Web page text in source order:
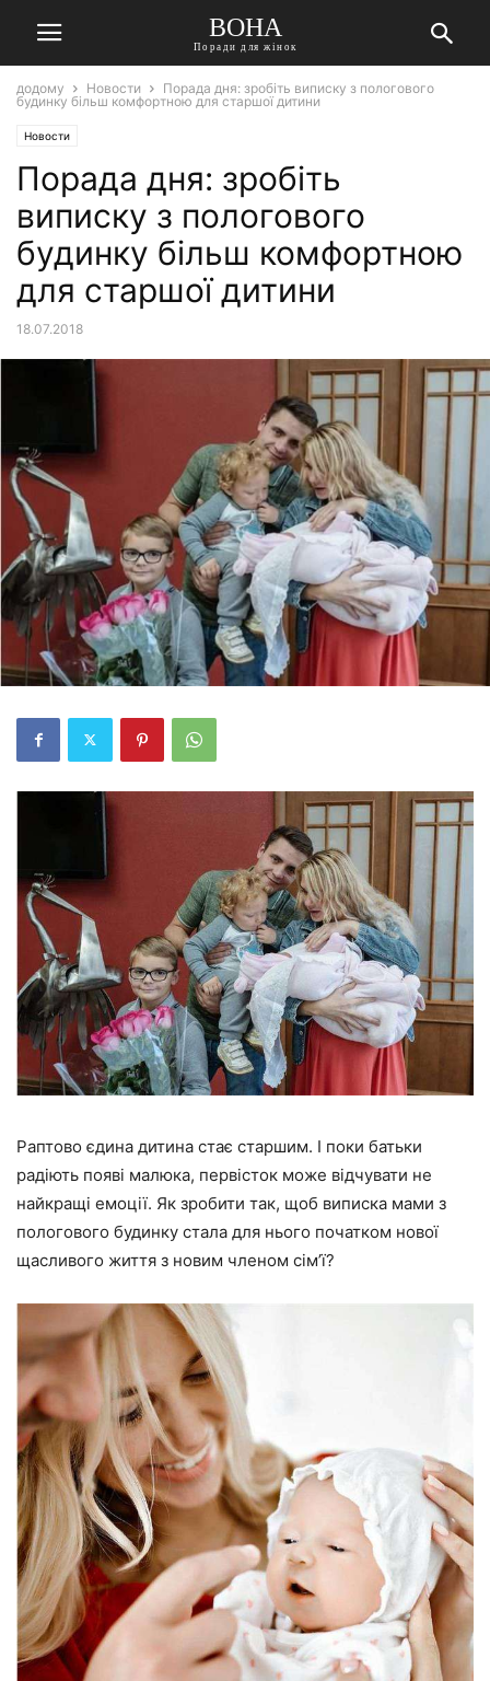
ВОНА
Поради для жінок
додому Новости
Порада дня: зробіть виписку з пологового
будинку більш комфортною для старшої дитини
Новости
Порада дня: зробіть
виписку з пологового
будинку більш комфортною
для старшої дитини
18.07.2018
Раптово єдина дитина стає старшим. І поки батьки
радіють появі малюка, первісток може відчувати не
найкращі емоції. Як зробити так, щоб виписка мами з
пологового будинку стала для нього початком нової
щасливого життя з новим членом сім’ї?